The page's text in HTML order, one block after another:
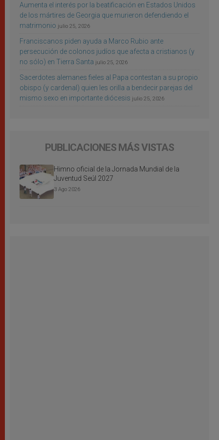
Aumenta el interés por la beatificación en Estados Unidos
de los mártires de Georgia que murieron defendiendo el
matrimonio julio 25, 2026
Franciscanos piden ayuda a Marco Rubio ante
persecución de colonos judíos que afecta a cristianos (y
no sólo) en Tierra Santa julio 25, 2026
Sacerdotes alemanes fieles al Papa contestan a su propio
obispo (y cardenal) quien les orilla a bendecir parejas del
mismo sexo en importante diócesis julio 25, 2026
PUBLICACIONES MÁS VISTAS
Himno oficial de la Jornada Mundial de la
Juventud Seúl 2027
3 Ago 2026